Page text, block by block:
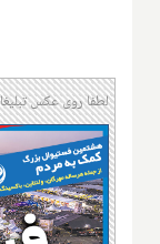
لطفا روی عکس